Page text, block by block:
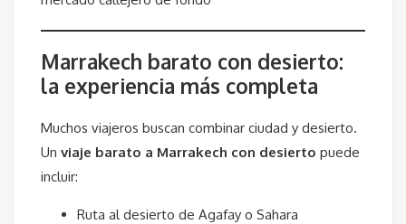
Marrakech barato con desierto:
la experiencia más completa
Muchos viajeros buscan combinar ciudad y desierto.
Un viaje barato a Marrakech con desierto puede
incluir:
Ruta al desierto de Agafay o Sahara